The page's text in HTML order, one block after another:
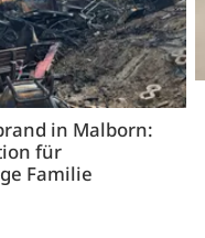
in Malborn:
für
Familie